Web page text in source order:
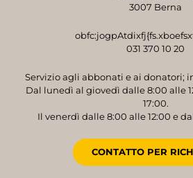
3007 Berna
031 370 10 20
Servizio agli abbonati e ai donatori;
Dal lunedì al giovedì dalle 8:00 alle
17:00.
Il venerdì dalle 8:00 alle 12:00 e
CONTATTO PER